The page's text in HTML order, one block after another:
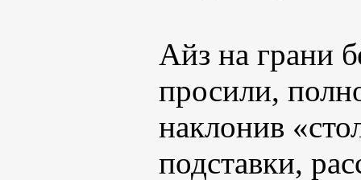
Айз на грани
просили,
наклонив
подставки,